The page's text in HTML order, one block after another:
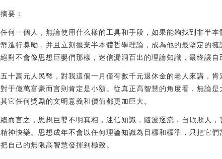
摘要：
任何一個人，無論使用什么樣的工具和手段，如果能夠找到非半
幣進行獎勵，并且立刻拋棄半本體哲學理論，成為他的最堅定的
絕對不會像思想巨嬰們那樣，迷信漏洞百出的理論知識，最終讓自
五十萬元人民幣，對我這個一月僅有數千元退休金的老人來講，
對于億萬富豪而言則肯定是小額。從真正高智慧的角度看，無論
其它任何獎勵的文明意義和價值都更加巨大。
總而言之，思想巨嬰不明真相，迷信知識，隨波逐流，自欺欺人
精神快樂。思想成年不會以任何理論知識為目標和標準，只把它
把自己的無限高智慧發揮到極致。